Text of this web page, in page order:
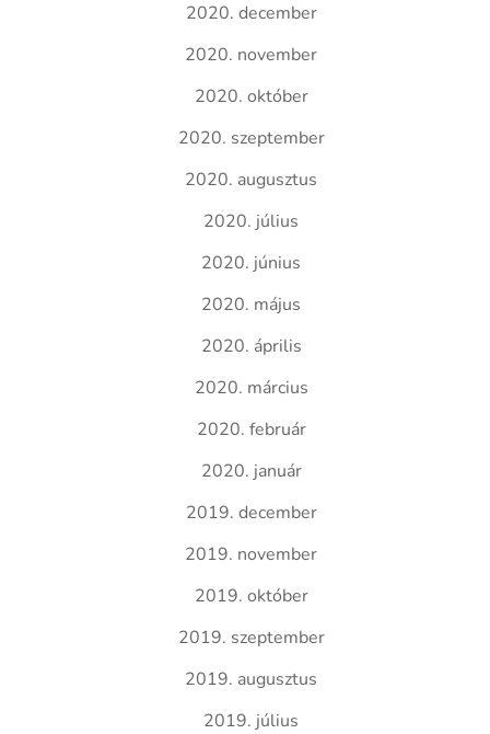
2020. december
2020. november
2020. október
2020. szeptember
2020. augusztus
2020. július
2020. június
2020. május
2020. április
2020. március
2020. február
2020. január
2019. december
2019. november
2019. október
2019. szeptember
2019. augusztus
2019. július